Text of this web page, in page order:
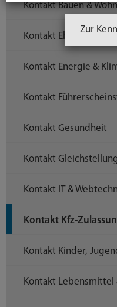
Kontakt Bauen &
Kontakt
Kontakt Energie &
Kontakt
Kontakt Gesundheit
Kontakt
Kontakt IT &
Kontakt Kfz-
Kontakt Kinder,
Kontakt Lebensmittel
Zur